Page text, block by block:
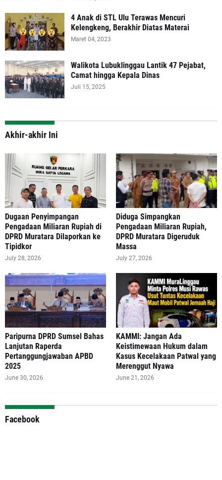
4 Anak di STL Ulu Terawas Mencuri
Kelengkeng, Berakhir Diatas Materai
Maret 04, 2023
Walikota Lubuklinggau Lantik 47 Pejabat,
Camat hingga Kepala Dinas
Juli 15, 2025
Akhir-akhir Ini
‎Dugaan Penyimpangan
Pengadaan Miliaran Rupiah di
DPRD Muratara Dilaporkan ke
Tipidkor
July 28, 2026
Diduga Simpangkan
Pengadaan Miliaran Rupiah,
DPRD Muratara Digeruduk
Massa
July 27, 2026
Paripurna DPRD Sumsel Bahas
Lanjutan Raperda
Pertanggungjawaban APBD
2025
June 30, 2026
‎KAMMI: Jangan Ada
Keistimewaan Hukum dalam
Kasus Kecelakaan Patwal yang
Merenggut Nyawa
June 21, 2026
Facebook